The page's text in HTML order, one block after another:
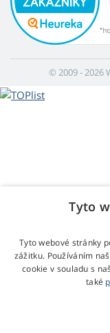
© 2009 - 2026
Tyto
Tyto webové stránky
zážitku. Používáním
cookie v souladu s
také